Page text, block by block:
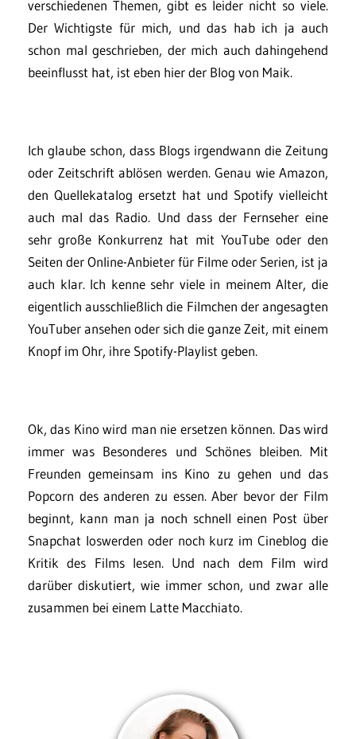
verschiedenen Themen, gibt es leider nicht so viele.
Der Wichtigste für mich, und das hab ich ja auch
schon mal geschrieben, der mich auch dahingehend
beeinflusst hat, ist eben hier der Blog von Maik.
Ich glaube schon, dass Blogs irgendwann die Zeitung
oder Zeitschrift ablösen werden. Genau wie Amazon,
den Quellekatalog ersetzt hat und Spotify vielleicht
auch mal das Radio. Und dass der Fernseher eine
sehr große Konkurrenz hat mit YouTube oder den
Seiten der Online-Anbieter für Filme oder Serien, ist ja
auch klar. Ich kenne sehr viele in meinem Alter, die
eigentlich ausschließlich die Filmchen der angesagten
YouTuber ansehen oder sich die ganze Zeit, mit einem
Knopf im Ohr, ihre Spotify-Playlist geben.
Ok, das Kino wird man nie ersetzen können. Das wird
immer was Besonderes und Schönes bleiben. Mit
Freunden gemeinsam ins Kino zu gehen und das
Popcorn des anderen zu essen. Aber bevor der Film
beginnt, kann man ja noch schnell einen Post über
Snapchat loswerden oder noch kurz im Cineblog die
Kritik des Films lesen. Und nach dem Film wird
darüber diskutiert, wie immer schon, und zwar alle
zusammen bei einem Latte Macchiato.